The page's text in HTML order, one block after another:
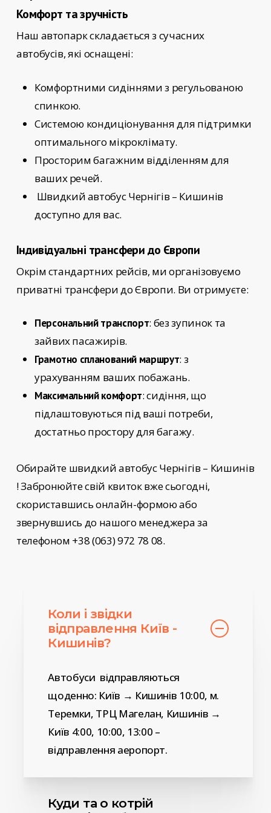
Комфорт та зручність
Наш автопарк складається з сучасних
автобусів, які оснащені:
Комфортними сидіннями з регульованою
спинкою.
Системою кондиціонування для підтримки
оптимального мікроклімату.
Просторим багажним відділенням для
ваших речей.
Швидкий автобус Чернігів – Кишинів
доступно для вас.
Індивідуальні трансфери до Європи
Окрім стандартних рейсів, ми організовуємо
приватні трансфери до Європи. Ви отримуєте:
Персональний транспорт: без зупинок та
зайвих пасажирів.
Грамотно спланований маршрут: з
урахуванням ваших побажань.
Максимальний комфорт: сидіння, що
підлаштовуються під ваші потреби,
достатньо простору для багажу.
Обирайте швидкий автобус Чернігів – Кишинів
!Забронюйте свій квиток вже сьогодні,
скориставшись онлайн-формою або
звернувшись до нашого менеджера за
телефоном +38 (063) 972 78 08.
Коли і звідки
відправлення Київ -
Кишинів?
Автобуси відправляються
щоденно: Київ → Кишинів 10:00, м.
Теремки, ТРЦ Магелан, Кишинів →
Київ 4:00, 10:00, 13:00 –
відправлення аеропорт.
Куди та о котрій